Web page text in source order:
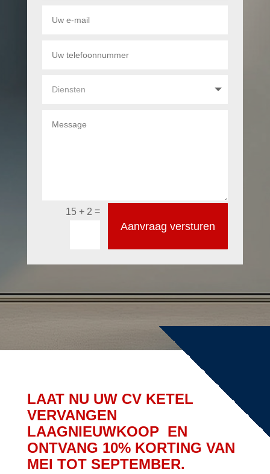
15 + 2 =
Aanvraag versturen
LAAT NU UW CV KETEL
VERVANGEN
LAAGNIEUWKOOP EN
ONTVANG 10% KORTING VAN
MEI TOT SEPTEMBER.